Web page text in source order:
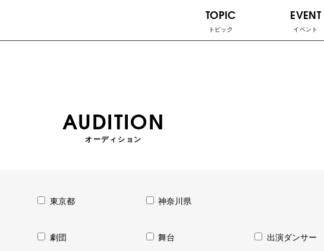
TOPIC
トピック
EVENT
イベント
AUDITION
オーディション
東京都 神奈川県
劇団 舞台 出演ダンサー